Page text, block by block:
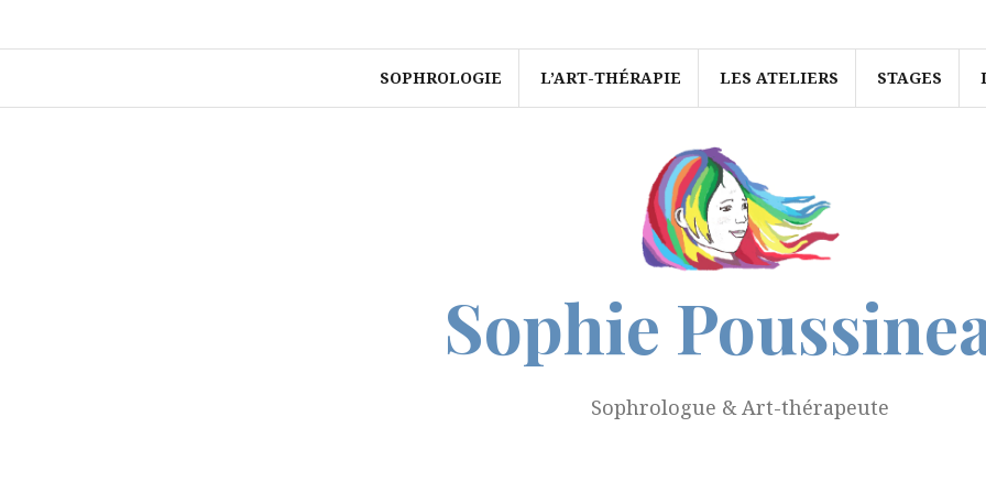
Thérapie
ateliers
SOPHROLOGIE L’ART-THÉRAPIE LES ATELIERS STAGES
Sophie
Sophrologue & Art-thérapeute